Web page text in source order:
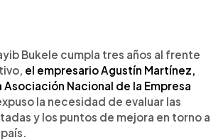
artículo
Bukele cumpla tres años al frente
el empresario Agustín Martínez,
Nacional de la Empresa
la necesidad de evaluar las
y los puntos de mejora en torno a